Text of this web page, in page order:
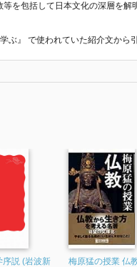
を包括して日本文化の深層を
ぶ』 で使われていた紹介文から
序説 (岩波新
梅原猛の授業 仏